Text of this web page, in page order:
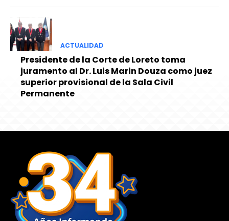
ACTUALIDAD
Presidente de la Corte de Loreto toma
juramento al Dr. Luis Marin Douza como juez
superior provisional de la Sala Civil
Permanente